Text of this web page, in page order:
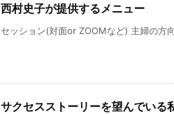
西村史子が提供するメニュー
セッション(対面or ZOOMなど) 主婦の方
サクセスストーリーを望んでいる